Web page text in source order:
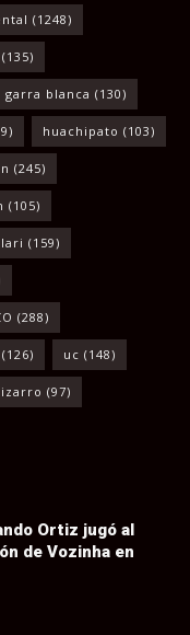
(1248)
(135)
garra blanca (130)
huachipato (103)
(245)
(105)
(159)
(288)
(126) uc (148)
(97)
Ortiz jugó al
de Vozinha en